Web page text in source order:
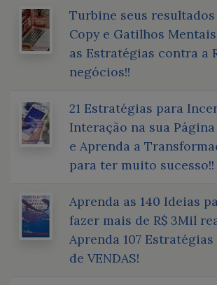
Turbine seus
Copy e Gatilhos
as Estratégias contra a
negócios!!
21 Estratégias para
Interação na sua
e Aprenda a
para ter muito sucesso!!
Aprenda as 140 Ideias
fazer mais de R$ 3Mil
Aprenda 107
de VENDAS!